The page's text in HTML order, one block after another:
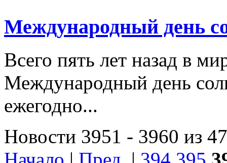
Международный день
Всего пять лет назад в
Международный день
ежегодно...
Новости 3951 - 3960 из